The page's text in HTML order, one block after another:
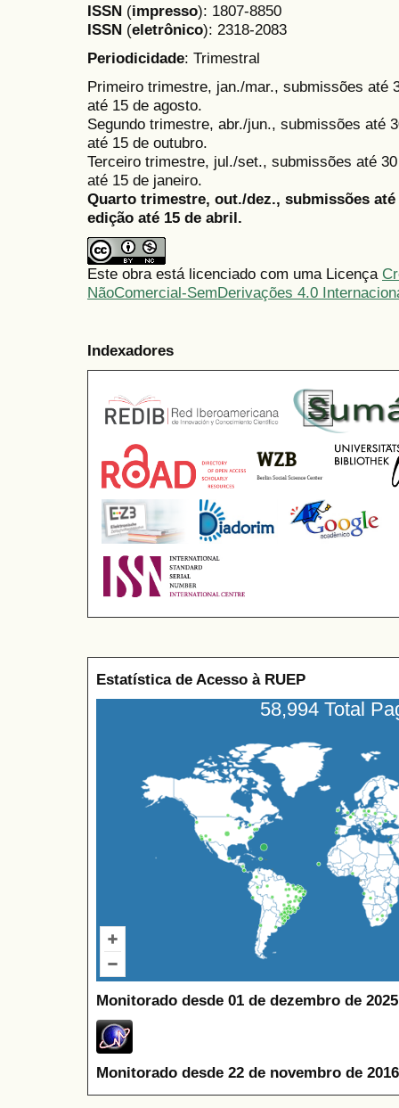
ISSN (impresso): 1807-8850
ISSN (eletrônico): 2318-2083
Periodicidade: Trimestral
Primeiro trimestre, jan./mar., submissões até
até 15 de agosto.
Segundo trimestre, abr./jun., submissões até
até 15 de outubro.
Terceiro trimestre, jul./set., submissões até
até 15 de janeiro.
Quarto trimestre, out./dez., submissões
edição até 15 de abril.
Este obra está licenciado com uma Licença
NãoComercial-SemDerivações 4.0
Indexadores
Estatística de Acesso à RUEP
58,994 Total
Monitorado desde 01 de dezembro de
Monitorado desde 22 de novembro de